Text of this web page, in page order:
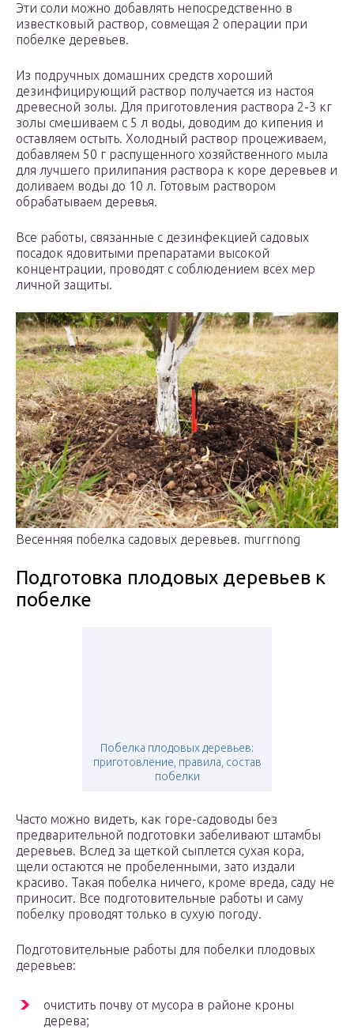
Эти соли можно добавлять непосредственно в
известковый раствор, совмещая 2 операции при
побелке деревьев.
Из подручных домашних средств хороший
дезинфицирующий раствор получается из настоя
древесной золы. Для приготовления раствора 2-3 кг
золы смешиваем с 5 л воды, доводим до кипения и
оставляем остыть. Холодный раствор процеживаем,
добавляем 50 г распущенного хозяйственного мыла
для лучшего прилипания раствора к коре деревьев и
доливаем воды до 10 л. Готовым раствором
обрабатываем деревья.
Все работы, связанные с дезинфекцией садовых
посадок ядовитыми препаратами высокой
концентрации, проводят с соблюдением всех мер
личной защиты.
Весенняя побелка садовых деревьев. murrnong
Подготовка плодовых деревьев к
побелке
Побелка плодовых деревьев:
приготовление, правила, состав
побелки
Часто можно видеть, как горе-садоводы без
предварительной подготовки забеливают штамбы
деревьев. Вслед за щеткой сыплется сухая кора,
щели остаются не пробеленными, зато издали
красиво. Такая побелка ничего, кроме вреда, саду не
приносит. Все подготовительные работы и саму
побелку проводят только в сухую погоду.
Подготовительные работы для побелки плодовых
деревьев:
очистить почву от мусора в районе кроны
дерева;